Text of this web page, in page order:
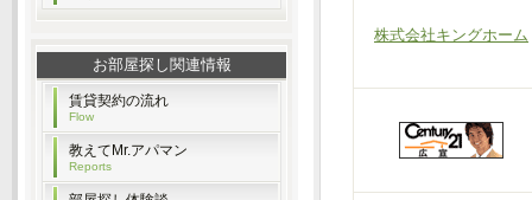
株式会社キングホーム
お部屋探し関連情報
賃貸契約の流れ
Flow
教えてMr.アパマン
Reports